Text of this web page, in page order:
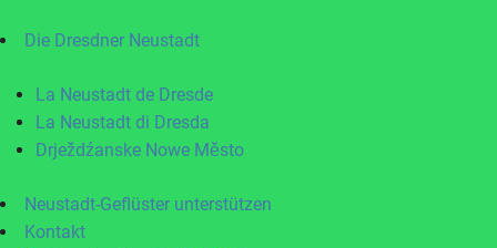
Die Dresdner Neustadt
La Neustadt de Dresde
La Neustadt di Dresda
Drježdźanske Nowe Město
Neustadt-Geflüster unterstützen
Kontakt